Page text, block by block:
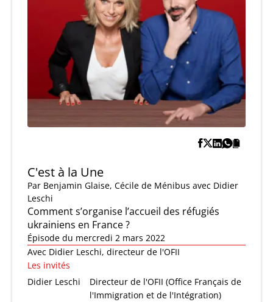
C'est à la Une
Par Benjamin Glaise, Cécile de Ménibus avec Didier
Leschi
Comment s’organise l’accueil des réfugiés
ukrainiens en France ?
Épisode du mercredi 2 mars 2022
Avec Didier Leschi, directeur de l'OFII
Les invités
Didier Leschi
Directeur de l'OFII (Office Français de
l'Immigration et de l'Intégration)